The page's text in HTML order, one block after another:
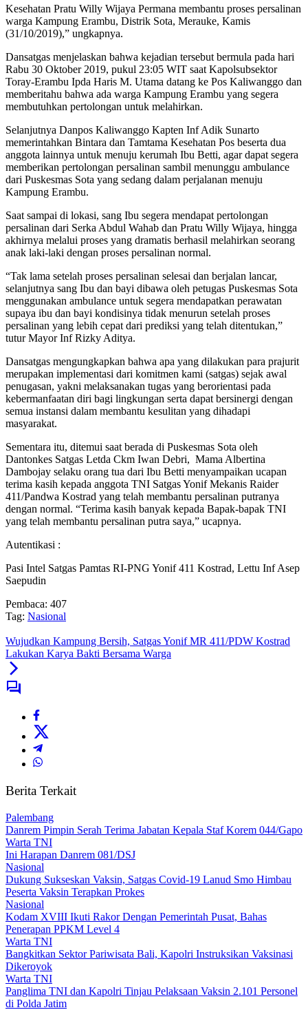
Kesehatan Pratu Willy Wijaya Permana membantu proses persalinan
warga Kampung Erambu, Distrik Sota, Merauke, Kamis
(31/10/2019),” ungkapnya.
Dansatgas menjelaskan bahwa kejadian tersebut bermula pada hari
Rabu 30 Oktober 2019, pukul 23:05 WIT saat Kapolsubsektor
Toray-Erambu Ipda Haris M. Utama datang ke Pos Kaliwanggo dan
memberitahu bahwa ada warga Kampung Erambu yang segera
membutuhkan pertolongan untuk melahirkan.
Selanjutnya Danpos Kaliwanggo Kapten Inf Adik Sunarto
memerintahkan Bintara dan Tamtama Kesehatan Pos beserta dua
anggota lainnya untuk menuju kerumah Ibu Betti, agar dapat segera
memberikan pertolongan persalinan sambil menunggu ambulance
dari Puskesmas Sota yang sedang dalam perjalanan menuju
Kampung Erambu.
Saat sampai di lokasi, sang Ibu segera mendapat pertolongan
persalinan dari Serka Abdul Wahab dan Pratu Willy Wijaya, hingga
akhirnya melalui proses yang dramatis berhasil melahirkan seorang
anak laki-laki dengan proses persalinan normal.
“Tak lama setelah proses persalinan selesai dan berjalan lancar,
selanjutnya sang Ibu dan bayi dibawa oleh petugas Puskesmas Sota
menggunakan ambulance untuk segera mendapatkan perawatan
supaya ibu dan bayi kondisinya tidak menurun setelah proses
persalinan yang lebih cepat dari prediksi yang telah ditentukan,”
tutur Mayor Inf Rizky Aditya.
Dansatgas mengungkapkan bahwa apa yang dilakukan para prajurit
merupakan implementasi dari komitmen kami (satgas) sejak awal
penugasan, yakni melaksanakan tugas yang berorientasi pada
kebermanfaatan diri bagi lingkungan serta dapat bersinergi dengan
semua instansi dalam membantu kesulitan yang dihadapi
masyarakat.
Sementara itu, ditemui saat berada di Puskesmas Sota oleh
Dantonkes Satgas Letda Ckm Iwan Debri, Mama Albertina
Dambojay selaku orang tua dari Ibu Betti menyampaikan ucapan
terima kasih kepada anggota TNI Satgas Yonif Mekanis Raider
411/Pandwa Kostrad yang telah membantu persalinan putranya
dengan normal. “Terima kasih banyak kepada Bapak-bapak TNI
yang telah membantu persalinan putra saya,” ucapnya.
Autentikasi :
Pasi Intel Satgas Pamtas RI-PNG Yonif 411 Kostrad, Lettu Inf Asep
Saepudin
Pembaca: 407
Tag: Nasional
Wujudkan Kampung Bersih, Satgas Yonif MR 411/PDW Kostrad
Lakukan Karya Bakti Bersama Warga
Berita Terkait
Palembang
Danrem Pimpin Serah Terima Jabatan Kepala Staf Korem 044/Gapo
Warta TNI
Ini Harapan Danrem 081/DSJ
Nasional
Dukung Sukseskan Vaksin, Satgas Covid-19 Lanud Smo Himbau
Peserta Vaksin Terapkan Prokes
Nasional
Kodam XVIII Ikuti Rakor Dengan Pemerintah Pusat, Bahas
Penerapan PPKM Level 4
Warta TNI
Bangkitkan Sektor Pariwisata Bali, Kapolri Instruksikan Vaksinasi
Dikeroyok
Warta TNI
Panglima TNI dan Kapolri Tinjau Pelaksaan Vaksin 2.101 Personel
di Polda Jatim